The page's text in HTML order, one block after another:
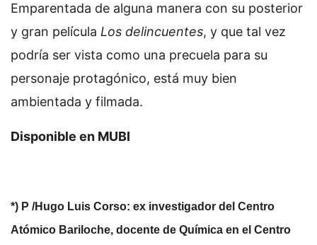
Emparentada de alguna manera con su posterior
y gran película Los delincuentes, y que tal vez
podría ser vista como una precuela para su
personaje protagónico, está muy bien
ambientada y filmada.
Disponible en MUBI
*) P /Hugo Luis Corso: ex investigador del Centro
Atómico Bariloche, docente de Química en el Centro